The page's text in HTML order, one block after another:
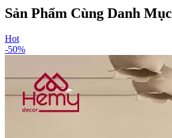
Sản Phẩm Cùng Danh Mục
Hot
-50%